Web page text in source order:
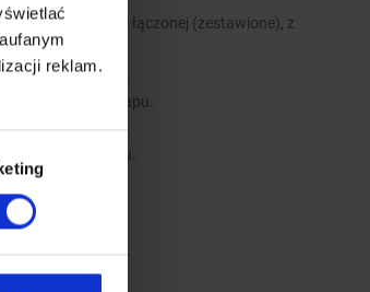
reklam.
są w wersji łączonej (zestawione), z
montaż.
wyposażenie okapu.
w budynku.
zmywarce